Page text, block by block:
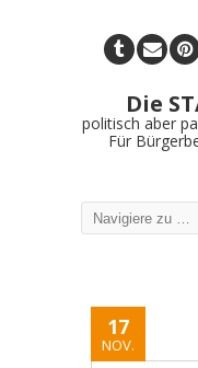
Die
politisch aber
Für
17
NOV.